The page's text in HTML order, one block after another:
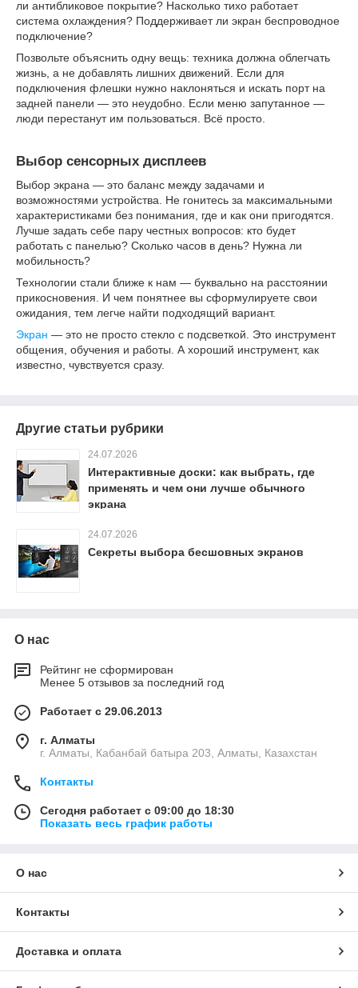
ли антибликовое покрытие? Насколько тихо работает
система охлаждения? Поддерживает ли экран беспроводное
подключение?
Позвольте объяснить одну вещь: техника должна облегчать
жизнь, а не добавлять лишних движений. Если для
подключения флешки нужно наклоняться и искать порт на
задней панели — это неудобно. Если меню запутанное —
люди перестанут им пользоваться. Всё просто.
Выбор сенсорных дисплеев
Выбор экрана — это баланс между задачами и
возможностями устройства. Не гонитесь за максимальными
характеристиками без понимания, где и как они пригодятся.
Лучше задать себе пару честных вопросов: кто будет
работать с панелью? Сколько часов в день? Нужна ли
мобильность?
Технологии стали ближе к нам — буквально на расстоянии
прикосновения. И чем понятнее вы сформулируете свои
ожидания, тем легче найти подходящий вариант.
Экран — это не просто стекло с подсветкой. Это инструмент
общения, обучения и работы. А хороший инструмент, как
известно, чувствуется сразу.
Другие статьи рубрики
24.07.2026
Интерактивные доски: как выбрать, где
применять и чем они лучше обычного
экрана
24.07.2026
Секреты выбора бесшовных экранов
О нас
Рейтинг не сформирован
Менее 5 отзывов за последний год
Работает с 29.06.2013
г. Алматы
г. Алматы, Кабанбай батыра 203, Алматы, Казахстан
Контакты
Сегодня работает с 09:00 до 18:30
Показать весь график работы
О нас
Контакты
Доставка и оплата